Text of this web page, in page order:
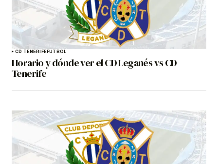
CD TENERIFEFÚTBOL
Horario y dónde ver el CD Leganés vs CD
Tenerife